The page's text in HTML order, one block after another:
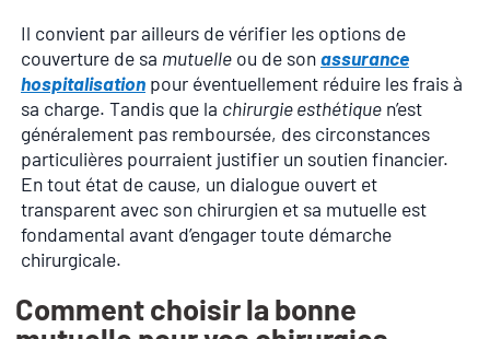
Il convient par ailleurs de vérifier les options de
couverture de sa mutuelle ou de sonassurance
hospitalisation pour éventuellement réduire les frais à
sa charge. Tandis que la chirurgie esthétique n’est
généralement pas remboursée, des circonstances
particulières pourraient justifier un soutien financier.
En tout état de cause, un dialogue ouvert et
transparent avec son chirurgien et sa mutuelle est
fondamental avant d’engager toute démarche
chirurgicale.
Comment choisir la bonne